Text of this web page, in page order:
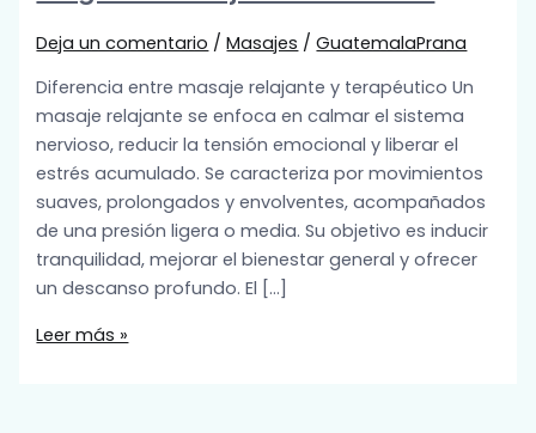
Deja un comentario /Masajes /GuatemalaPrana
Diferencia entre masaje relajante y terapéutico Un
masaje relajante se enfoca en calmar el sistema
nervioso, reducir la tensión emocional y liberar el
estrés acumulado. Se caracteriza por movimientos
suaves, prolongados y envolventes, acompañados
de una presión ligera o media. Su objetivo es inducir
tranquilidad, mejorar el bienestar general y ofrecer
un descanso profundo. El […]
Leer más »